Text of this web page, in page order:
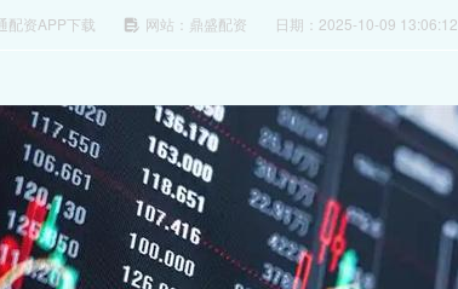
配资APP下载 网站：鼎盛配资 日期：2025-10-09 13:06:12